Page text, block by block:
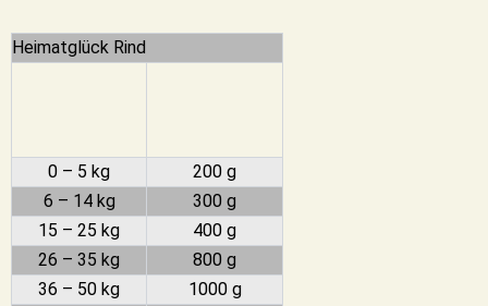
Heimatglück Rind
0 – 5 kg
200 g
6 – 14 kg
300 g
15 – 25 kg
400 g
26 – 35 kg
800 g
36 – 50 kg
1000 g